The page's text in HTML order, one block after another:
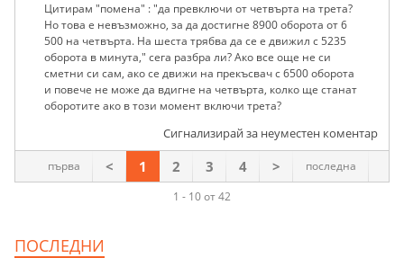
Цитирам "помена" : "да превключи от четвърта на трета?
Но това е невъзможно, за да достигне 8900 оборота от 6
500 на четвърта. На шеста трябва да се е движил с 5235
оборота в минута," сега разбра ли? Ако все още не си
сметни си сам, ако се движи на прекъсвач с 6500 оборота
и повече не може да вдигне на четвърта, колко ще станат
оборотите ако в този момент включи трета?
Сигнализирай за неуместен коментар
1 - 10 от 42
първа < 1 2 3 4 > последна
ПОСЛЕДНИ